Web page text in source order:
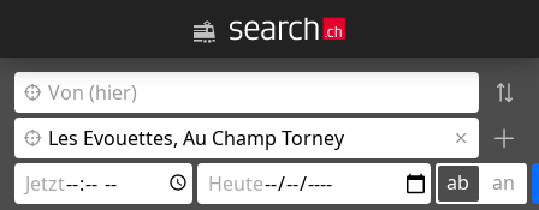
ab an